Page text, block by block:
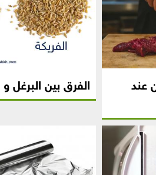
عند
الفرق بين البرغل و